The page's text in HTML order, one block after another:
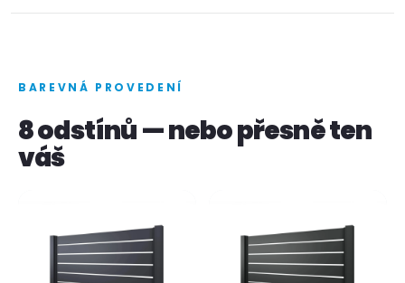
BAREVNÁ PROVEDENÍ
8 odstínů — nebo přesně ten
váš